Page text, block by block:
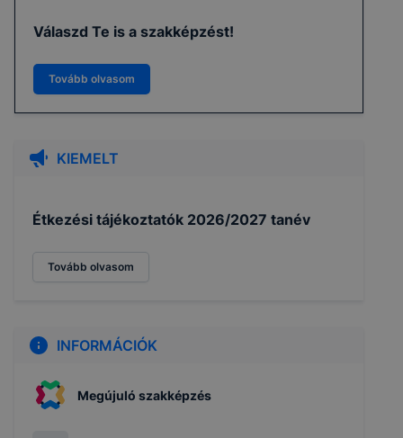
Válaszd Te is a szakképzést!
Tovább olvasom
KIEMELT
Étkezési tájékoztatók 2026/2027 tanév
Tovább olvasom
INFORMÁCIÓK
Megújuló szakképzés